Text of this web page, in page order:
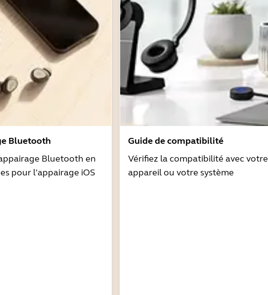
Bluetooth
Bluetooth en
pour l'appairage iOS
Guide de compatibilité
Vérifiez la compatibilité avec votre
appareil ou votre système